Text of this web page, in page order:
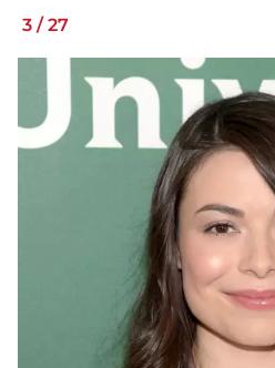
3 /27